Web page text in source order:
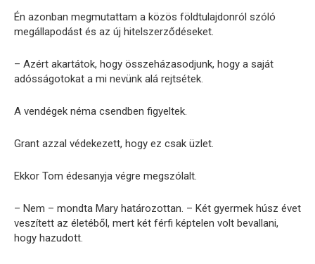
Én azonban megmutattam a közös földtulajdonról szóló
megállapodást és az új hitelszerződéseket.
– Azért akartátok, hogy összeházasodjunk, hogy a saját
adósságotokat a mi nevünk alá rejtsétek.
A vendégek néma csendben figyeltek.
Grant azzal védekezett, hogy ez csak üzlet.
Ekkor Tom édesanyja végre megszólalt.
– Nem – mondta Mary határozottan. – Két gyermek húsz évet
veszített az életéből, mert két férfi képtelen volt bevallani,
hogy hazudott.